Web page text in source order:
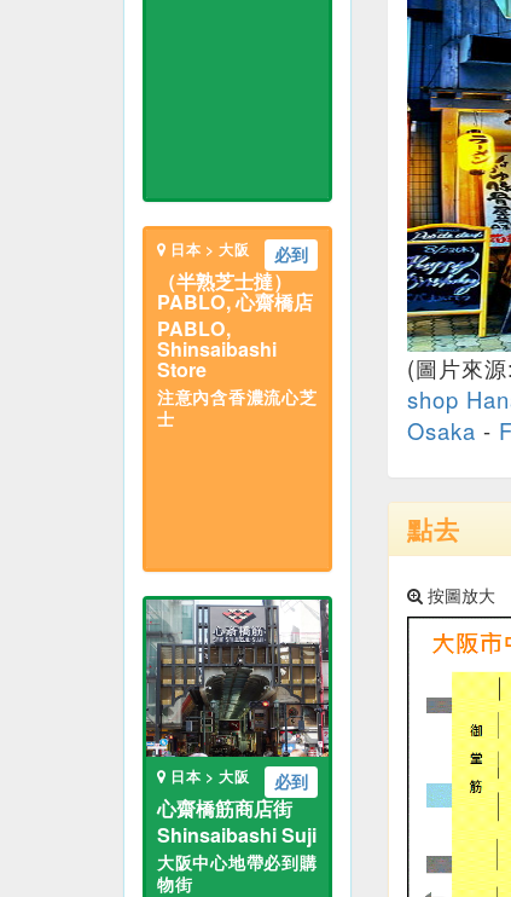
必到
日本 > 大阪
（半熟芝士撻）
PABLO, 心齋橋店
PABLO,
Shinsaibashi
Store
注意內含香濃流心芝
士
必到
日本 > 大阪
心齋橋筋商店街
Shinsaibashi Suji
大阪中心地帶必到購
物街
(圖片來
shop
Osaka -
點去
按圖放大